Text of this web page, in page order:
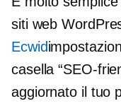
siti web
Ecwid
casella“SEO-
aggiornato il tuo